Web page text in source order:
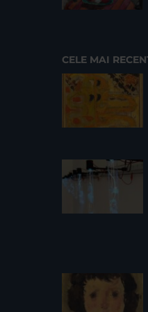
CELE MAI